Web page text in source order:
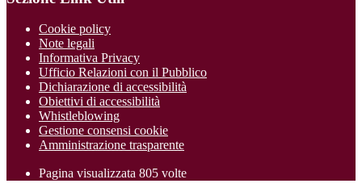
Cookie policy
Note legali
Informativa Privacy
Ufficio Relazioni con il Pubblico
Dichiarazione di accessibilità
Obiettivi di accessibilità
Whistleblowing
Gestione consensi cookie
Amministrazione trasparente
Pagina visualizzata 805 volte